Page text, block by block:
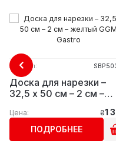
Артикул:
Доска для нарезки –
32,5 x 50 см – 2 см –
Цена: ₴1
ПОДРОБНЕЕ